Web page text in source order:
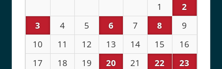
1
2
3
4 5 6 7 8
9
10
11 12 13 14 15
16
17
18 19 20 21 22
23